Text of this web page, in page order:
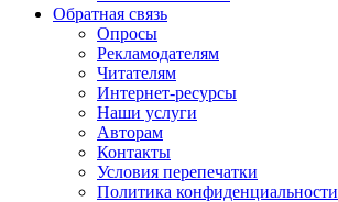
Обратная связь
Опросы
Рекламодателям
Читателям
Интернет-ресурсы
Наши услуги
Авторам
Контакты
Условия перепечатки
Политика конфиденциальности